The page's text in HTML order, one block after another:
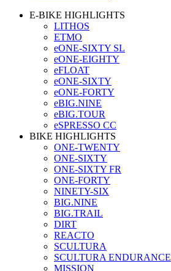
E-BIKE HIGHLIGHTS
LITHOS
ETMO
eONE-SIXTY SL
eONE-EIGHTY
eFLOAT
eONE-SIXTY
eONE-FORTY
eBIG.NINE
eBIG.TOUR
eSPRESSO CC
BIKE HIGHLIGHTS
ONE-TWENTY
ONE-SIXTY
ONE-SIXTY FR
ONE-FORTY
NINETY-SIX
BIG.NINE
BIG.TRAIL
DIRT
REACTO
SCULTURA
SCULTURA ENDURANCE
MISSION